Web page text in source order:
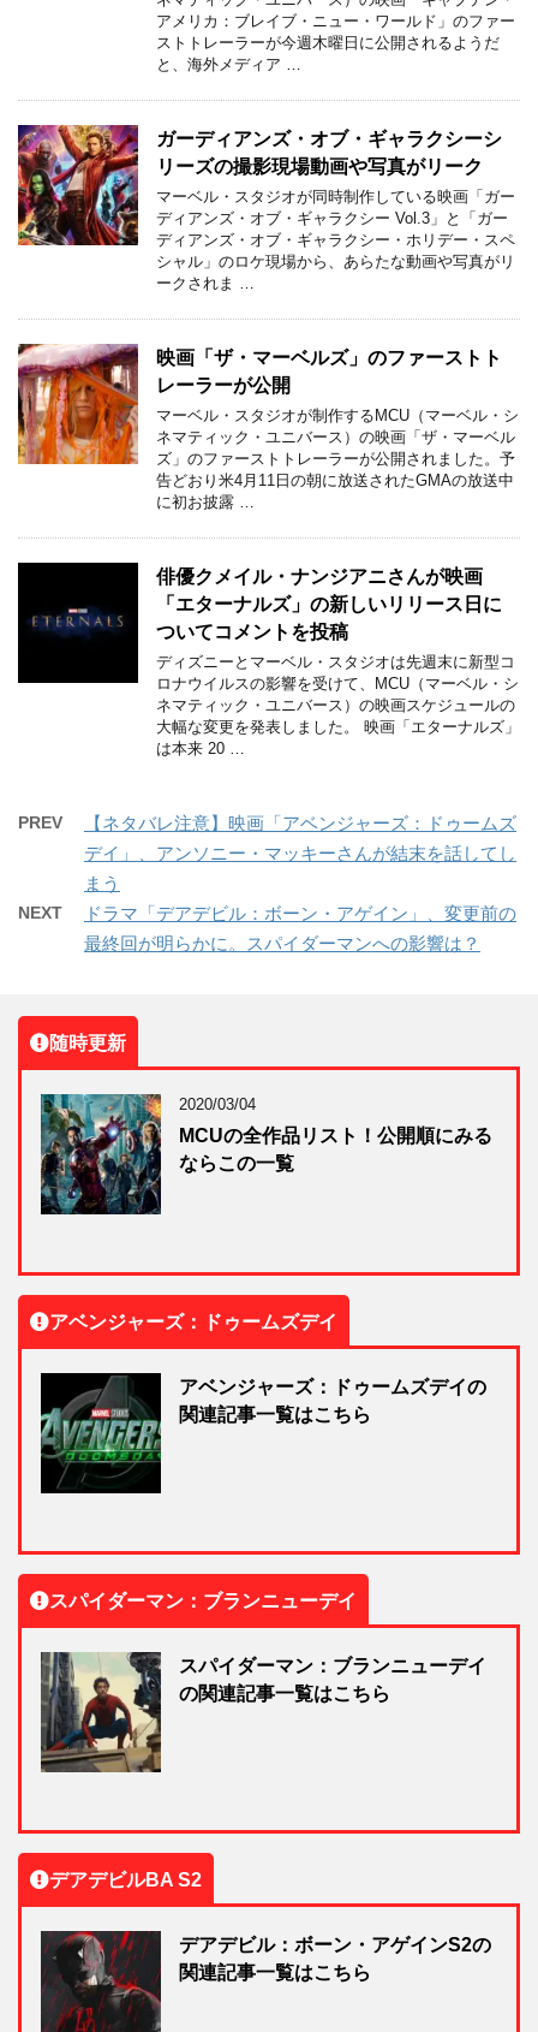
アメリカ：ブレイブ・ニュー・ワールド」のファー
ストトレーラーが今週木曜日に公開されるようだ
と、海外メディア …
ガーディアンズ・オブ・ギャラクシーシ
リーズの撮影現場動画や写真がリーク
マーベル・スタジオが同時制作している映画「ガー
ディアンズ・オブ・ギャラクシー Vol.3」と「ガー
ディアンズ・オブ・ギャラクシー・ホリデー・スペ
シャル」のロケ現場から、あらたな動画や写真がリ
ークされま …
映画「ザ・マーベルズ」のファーストト
レーラーが公開
マーベル・スタジオが制作するMCU（マーベル・シ
ネマティック・ユニバース）の映画「ザ・マーベル
ズ」のファーストトレーラーが公開されました。予
告どおり米4月11日の朝に放送されたGMAの放送中
に初お披露 …
俳優クメイル・ナンジアニさんが映画
「エターナルズ」の新しいリリース日に
ついてコメントを投稿
ディズニーとマーベル・スタジオは先週末に新型コ
ロナウイルスの影響を受けて、MCU（マーベル・シ
ネマティック・ユニバース）の映画スケジュールの
大幅な変更を発表しました。 映画「エターナルズ」
は本来 20 …
PREV
【ネタバレ注意】映画「アベンジャーズ：ドゥームズ
デイ」、アンソニー・マッキーさんが結末を話してし
まう
NEXT
ドラマ「デアデビル：ボーン・アゲイン」、変更前の
最終回が明らかに。スパイダーマンへの影響は？
随時更新
2020/03/04
MCUの全作品リスト！公開順にみる
ならこの一覧
アベンジャーズ：ドゥームズデイ
アベンジャーズ：ドゥームズデイの
関連記事一覧はこちら
スパイダーマン：ブランニューデイ
スパイダーマン：ブランニューデイ
の関連記事一覧はこちら
デアデビルBA S2
デアデビル：ボーン・アゲインS2の
関連記事一覧はこちら